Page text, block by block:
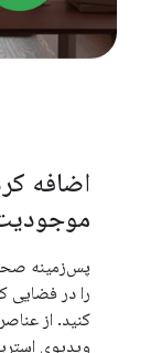
اضافه
پس‌زمینه
را در فضایی
کنید. از
ویدیوی